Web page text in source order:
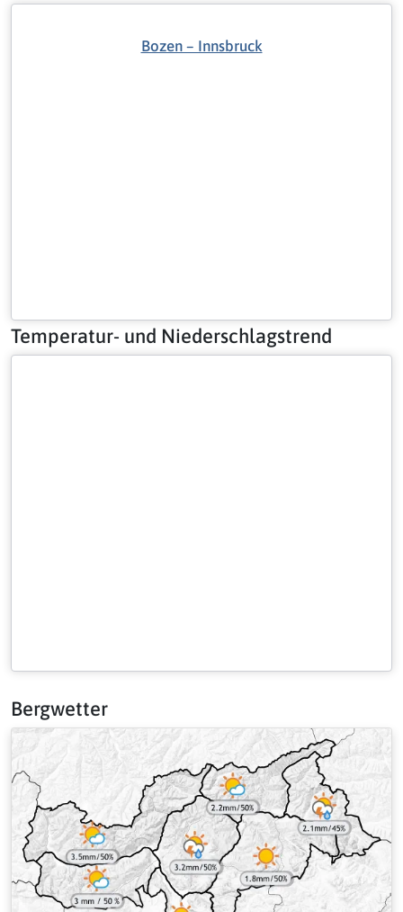
Bozen – Innsbruck
Temperatur- und Niederschlagstrend
Bergwetter